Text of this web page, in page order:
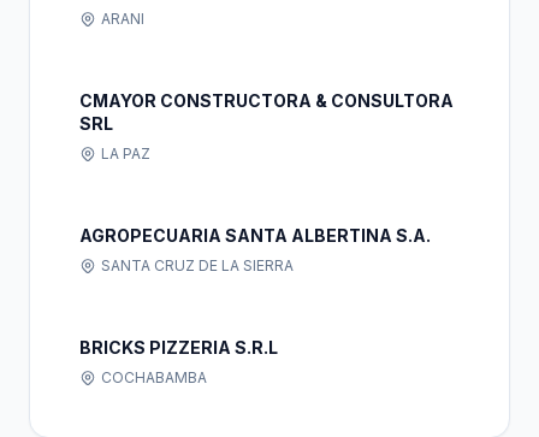
ARANI
CMAYOR CONSTRUCTORA & CONSULTORA
SRL
LA PAZ
AGROPECUARIA SANTA ALBERTINA S.A.
SANTA CRUZ DE LA SIERRA
BRICKS PIZZERIA S.R.L
COCHABAMBA